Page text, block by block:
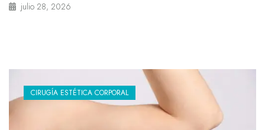
julio 28, 2026
CIRUGÍA ESTÉTICA CORPORAL